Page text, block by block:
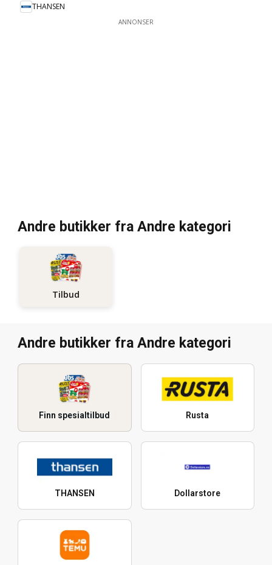
THANSEN
ANNONSER
Andre butikker fra Andre kategori
Tilbud
Andre butikker fra Andre kategori
Finn spesialtilbud Rusta
THANSEN Dollarstore